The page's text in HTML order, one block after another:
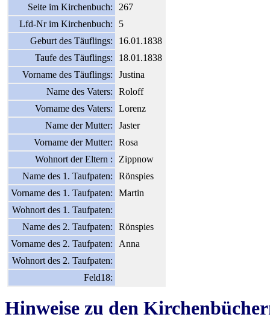
Seite im Kirchenbuch:
267
Lfd-Nr im Kirchenbuch:
5
Geburt des Täuflings:
16.01.1838
Taufe des Täuflings:
18.01.1838
Vorname des Täuflings:
Justina
Name des Vaters:
Roloff
Vorname des Vaters:
Lorenz
Name der Mutter:
Jaster
Vorname der Mutter:
Rosa
Wohnort der Eltern :
Zippnow
Name des 1. Taufpaten:
Rönspies
Vorname des 1. Taufpaten:
Martin
Wohnort des 1. Taufpaten:
Name des 2. Taufpaten:
Rönspies
Vorname des 2. Taufpaten:
Anna
Wohnort des 2. Taufpaten:
Feld18:
Hinweise zu den